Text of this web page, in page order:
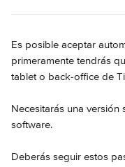
Es posible aceptar
primeramente tendrás
tablet o back-office de
Necesitarás una versión
software.
Deberás seguir estos